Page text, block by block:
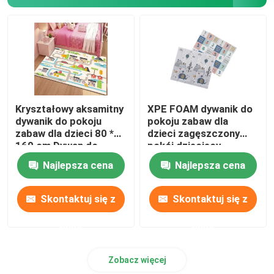
Mata podłogowa motocykla
Poduszka sedesowa
Komercyjna mata podłogowa
Dywany typu Shag
Zestaw mat toaletowych
Ognioodporny materiał izolacyjny
Kryształowy aksamitny
dywanik do pokoju
zabaw dla dzieci 80 *
160 cm Dywan do
pokoju gier
Najlepsza cena
Skontaktuj się z
XPE FOAM dywanik do
pokoju zabaw dla
dzieci zagęszczony
pokój dziecięcy
składana mata dla
niemowlęcia
Najlepsza cena
Skontaktuj się z
Zobacz więcej